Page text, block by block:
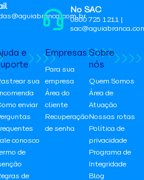
No SAC
0800 725 1211 |
e
sua
enviar
conosco
de
de
Empresas
Para sua
empresa
Área do
cliente
Recuperação
de senha
Sobre
nós
Quem Somos
Área de
Atuação
Nossas rotas
Política de
privacidade
Programa de
Integridade
Blog